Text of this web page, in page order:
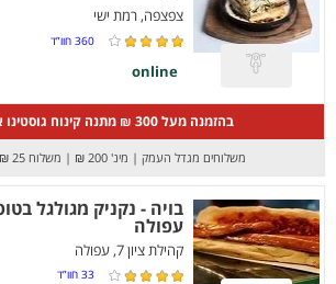
צפצפה, רמת ישי
360 חוו”ד
online
בהזמנה מעל 300 ₪ מתנה קינוח גוסטינו או פוקצ'ה
משלוחים מגדל העמק | מינ' 200 ₪ | משלוח 25 ₪
בויה - נקניק מגולגל
עפולה
קהילת ציון 7, עפולה
33 חוו”ד